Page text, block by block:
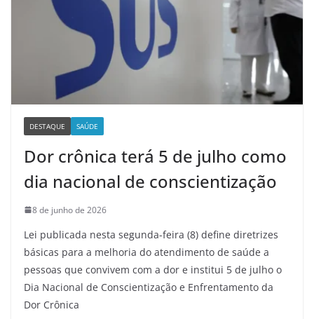
DESTAQUE SAÚDE
Dor crônica terá 5 de julho como
dia nacional de conscientização
8 de junho de 2026
Lei publicada nesta segunda-feira (8) define diretrizes
básicas para a melhoria do atendimento de saúde a
pessoas que convivem com a dor e institui 5 de julho o
Dia Nacional de Conscientização e Enfrentamento da
Dor Crônica